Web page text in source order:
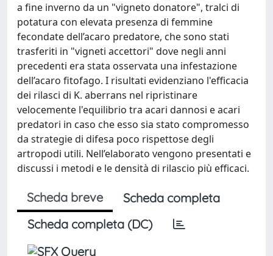
a fine inverno da un "vigneto donatore", tralci di
potatura con elevata presenza di femmine
fecondate dell’acaro predatore, che sono stati
trasferiti in "vigneti accettori" dove negli anni
precedenti era stata osservata una infestazione
dell’acaro fitofago. I risultati evidenziano l'efficacia
dei rilasci di K. aberrans nel ripristinare
velocemente l'equilibrio tra acari dannosi e acari
predatori in caso che esso sia stato compromesso
da strategie di difesa poco rispettose degli
artropodi utili. Nell’elaborato vengono presentati e
discussi i metodi e le densità di rilascio più efficaci.
Scheda breve
Scheda completa
Scheda completa (DC)